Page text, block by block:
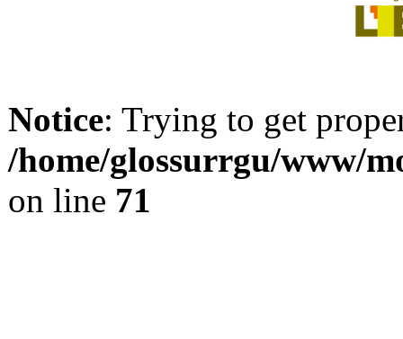
Notice: Trying to get
/home/glossurrgu/www/
on line 71